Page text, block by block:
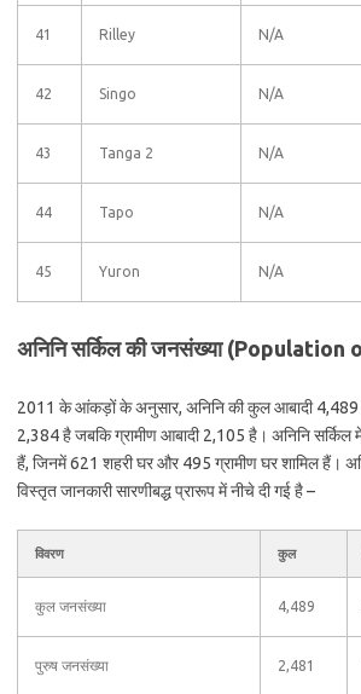
41 Rilley N/A
42 Singo N/A
43 Tanga 2 N/A
44 Tapo N/A
45 Yuron N/A
अनिनि सर्किल की जनसंख्या (Population
2011 के आंकड़ों के अनुसार, अनिनि की कुल आबादी 4,489
2,384 है जबकि ग्रामीण आबादी 2,105 है। अनिनि सर्किल
हैं, जिनमें 621 शहरी घर और 495 ग्रामीण घर शामिल हैं।
विस्तृत जानकारी सारणीबद्ध प्रारूप में नीचे दी गई है –
विवरण कुल
कुल जनसंख्या 4,489
पुरुष जनसंख्या 2,481